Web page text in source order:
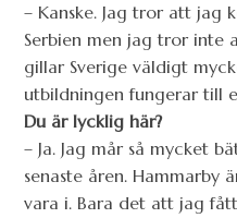
– Kanske. Jag tror att jag
Serbien men jag tror inte
gillar Sverige väldigt
utbildningen fungerar till
Du är lycklig här?
– Ja. Jag mår så mycket
senaste åren. Hammarby
vara i. Bara det att jag